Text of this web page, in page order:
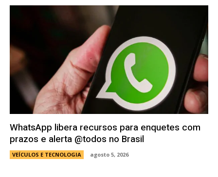
WhatsApp libera recursos para enquetes com
prazos e alerta @todos no Brasil
VEÍCULOS E TECNOLOGIA agosto 5, 2026